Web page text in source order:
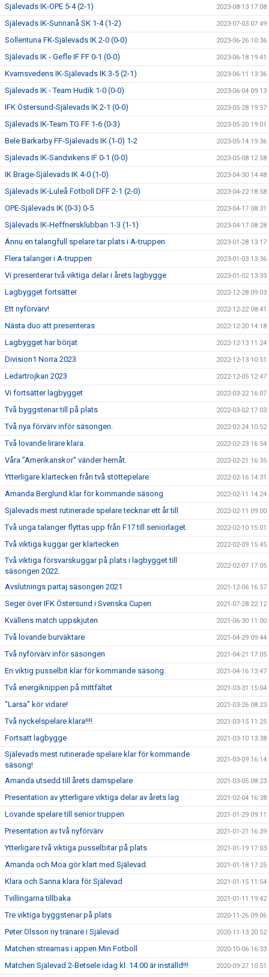
Själevads IK-OPE 5-4 (2-1) 2023-08-13 17:08
Själevads IK-Sunnanå SK 1-4 (1-2) 2023-07-03 07:49
Sollentuna FK-Själevads IK 2-0 (0-0) 2023-06-26 10:36
Själevads IK - Gefle IF FF 0-1 (0-0) 2023-06-18 19:41
Kvarnsvedens IK-Själevads IK 3-5 (2-1) 2023-06-11 13:36
Själevads IK - Team Hudik 1-0 (0-0) 2023-06-04 09:13
IFK Östersund-Själevads IK 2-1 (0-0) 2023-05-28 19:57
Själevads IK-Team TG FF 1-6 (0-3) 2023-05-20 19:01
Bele Barkarby FF-Själevads IK (1-0) 1-2 2023-05-14 19:36
Själevads IK-Sandvikens IF 0-1 (0-0) 2023-05-08 12:58
IK Brage-Själevads IK 4-0 (1-0) 2023-04-30 14:48
Själevads IK-Luleå Fotboll DFF 2-1 (2-0) 2023-04-22 18:58
OPE-Själevads IK (0-3) 0-5 2023-04-17 08:31
Själevads IK-Heffnersklubban 1-3 (1-1) 2023-04-17 08:28
Ännu en talangfull spelare tar plats i A-truppen 2023-01-28 13:17
Flera talanger i A-truppen 2023-01-03 13:36
Vi presenterar två viktiga delar i årets lagbygge 2023-01-02 13:33
Lagbygget fortsätter 2022-12-28 09:03
Ett nyförvärv! 2022-12-22 08:41
Nästa duo att presenteras 2022-12-20 14:18
Lagbygget har börjat 2022-12-13 11:24
Division1 Norra 2023 2022-12-13 10:51
Ledartrojkan 2023 2022-12-05 12:47
Vi fortsätter lagbygget 2022-03-22 16:07
Två byggstenar till på plats 2022-03-02 17:03
Två nya förvärv inför säsongen. 2022-02-24 10:52
Två lovande lirare klara. 2022-02-23 16:54
Våra ”Amerikanskor” vänder hemåt. 2022-02-21 16:35
Ytterligare klartecken från två stöttepelare 2022-02-16 14:31
Amanda Berglund klar för kommande säsong 2022-02-11 14:24
Själevads mest rutinerade spelare tecknar ett år till 2022-02-11 09:00
Två unga talanger flyttas upp från F17 till seniorlaget. 2022-02-10 15:01
Två viktiga kuggar ger klartecken 2022-02-09 15:45
Två viktiga försvarskuggar på plats i lagbygget till
säsongen 2022.
2022-02-07 17:05
Avslutnings partaj säsongen 2021 2021-12-06 16:57
Seger över IFK Östersund i Svenska Cupen 2021-07-28 22:12
Kvällens match uppskjuten 2021-06-30 11:00
Två lovande burväktare 2021-04-29 09:44
Två nyförvärv inför säsongen 2021-04-21 17:05
En viktig pusselbit klar för kommande säsong. 2021-04-16 13:47
Två energiknippen på mittfältet 2021-03-31 15:04
"Larsa" kör vidare! 2021-03-26 08:23
Två nyckelspelare klara!!!! 2021-03-15 11:25
Fortsatt lagbygge 2021-03-10 13:38
Själevads mest rutinerade spelare klar för kommande
säsong!
2021-03-09 16:14
Amanda utsedd till årets damspelare 2021-03-05 08:23
Presentation av ytterligare viktiga delar av årets lag 2021-02-04 16:38
Lovande spelare till senior truppen 2021-01-29 09:11
Presentation av två nyförvärv 2021-01-21 16:39
Ytterligare två viktiga pusselbitar på plats 2021-01-19 17:03
Amanda och Moa gör klart med Själevad. 2021-01-18 17:25
Klara och Sanna klara för Själevad 2021-01-15 11:54
Tvillingarna tillbaka 2021-01-11 19:42
Tre viktiga byggstenar på plats 2020-11-26 09:06
Peter Olsson ny tränare i Själevad 2020-11-13 20:52
Matchen streamas i appen Min Fotboll 2020-10-06 16:33
Matchen Själevad 2-Betsele idag kl. 14.00 är inställd!!! 2020-09-27 10:51